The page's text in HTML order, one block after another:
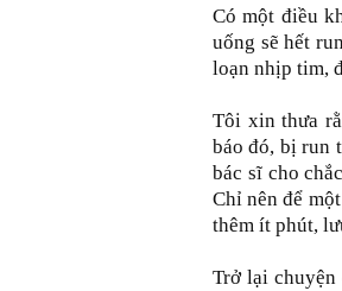
Có một điều
uống sẽ hết
loạn nhịp tim,
Tôi xin thưa
báo đó, bị run
bác sĩ cho
Chỉ nên để
thêm ít phút,
Trở lại chuyện